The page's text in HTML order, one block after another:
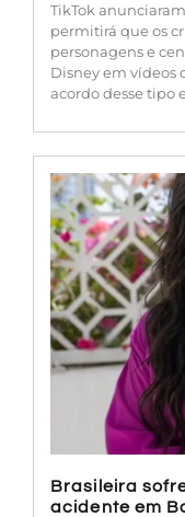
TikTok
permitirá que os
personagens e
Disney em vídeos
acordo desse tipo
Brasileira
acidente em